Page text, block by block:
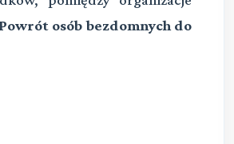
osób bezdomnych do